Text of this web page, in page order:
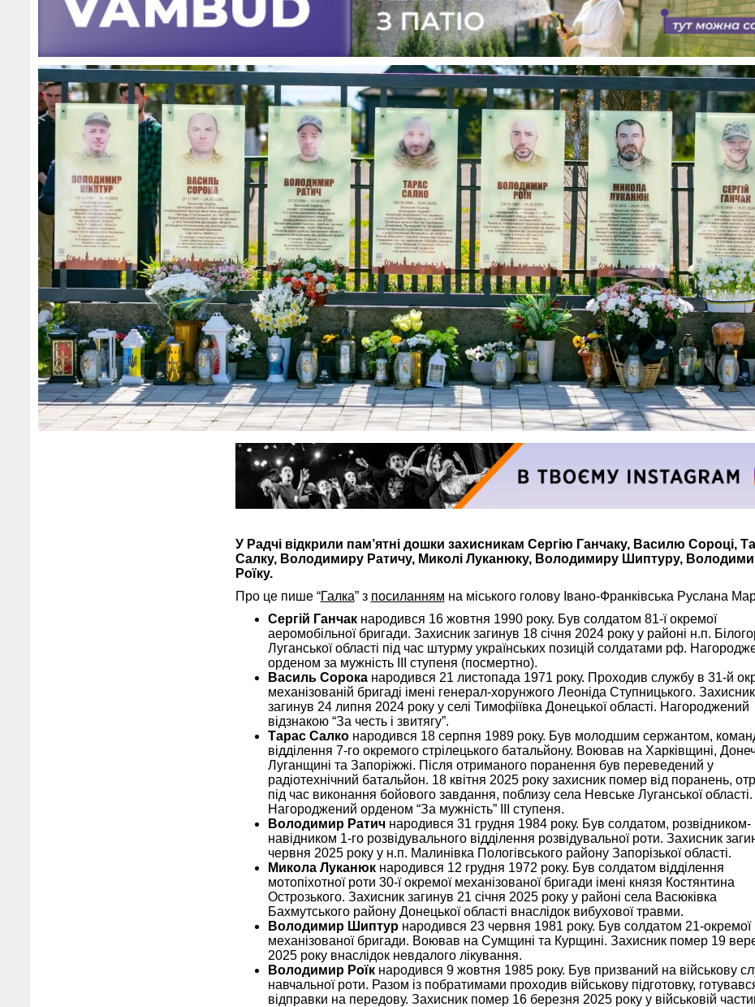
У Радчі відкрили пам’ятні дошки захисникам Сергію Ганчаку, Василю Сороці,
Салку, Володимиру Ратичу, Миколі Луканюку, Володимиру Шиптуру,
Роїку.
Про це пише “Галка” з посиланням на міського голову Івано-Франківська Руслана
Сергій Ганчакнародився 16 жовтня 1990 року. Був солдатом 81-ї окремої
аеромобільної бригади. Захисник загинув 18 січня 2024 року у районі н.п.
Луганської області під час штурму українських позицій солдатами рф.
орденом за мужність III ступеня (посмертно).
Василь Сороканародився 21 листопада 1971 року. Проходив службу в 31-й
механізованій бригаді імені генерал-хорунжого Леоніда Ступницького. Захисник
загинув 24 липня 2024 року у селі Тимофіївка Донецької області. Нагороджений
відзнакою “За честь і звитягу”.
Тарас Салконародився 18 серпня 1989 року. Був молодшим сержантом,
відділення 7-го окремого стрілецького батальйону. Воював на Харківщині,
Луганщині та Запоріжжі. Після отриманого поранення був переведений у
радіотехнічний батальйон. 18 квітня 2025 року захисник помер від поранень,
під час виконання бойового завдання, поблизу села Невське Луганської області.
Нагороджений орденом “За мужність” III ступеня.
Володимир Ратич народився 31 грудня 1984 року. Був солдатом, розвідником-
навідником 1-го розвідувального відділення розвідувальної роти. Захисник
червня 2025 року у н.п. Малинівка Пологівського району Запорізької області.
Микола Луканюкнародився 12 грудня 1972 року. Був солдатом відділення
мотопіхотної роти 30-ї окремої механізованої бригади імені князя Костянтина
Острозького. Захисник загинув 21 січня 2025 року у районі села Васюківка
Бахмутського району Донецької області внаслідок вибухової травми.
Володимир Шиптурнародився 23 червня 1981 року. Був солдатом 21-окремої
механізованої бригади. Воював на Сумщині та Курщині. Захисник помер 19
2025 року внаслідок невдалого лікування.
Володимир Роїкнародився 9 жовтня 1985 року. Був призваний на військову
навчальної роти. Разом із побратимами проходив військову підготовку,
відправки на передову. Захисник помер 16 березня 2025 року у військовій